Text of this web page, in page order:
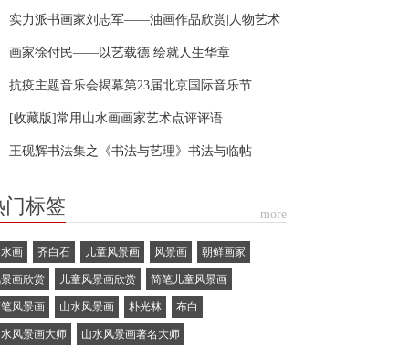
年秋拍的赵孟頫作品
实力派书画家刘志军——油画作品欣赏|人物艺术
报道
画家徐付民——以艺载德 绘就人生华章
抗疫主题音乐会揭幕第23届北京国际音乐节
[收藏版]常用山水画画家艺术点评评语
王砚辉书法集之《书法与艺理》书法与临帖
门标签 more
画 齐白石 儿童风景画 风景画 朝鲜画家
画欣赏 儿童风景画欣赏 简笔儿童风景画
风景画 山水风景画 朴光林 布白
风景画大师 山水风景画著名大师